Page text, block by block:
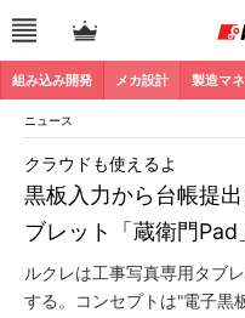
組み込み開発 メカ設計 製造マ
ニュース
黒板入力から台帳提
ブレット「蔵衛門Pad
クラウドも使えるよ
ルクレは工事写真専用タブ
する。コンセプトは"電子黒